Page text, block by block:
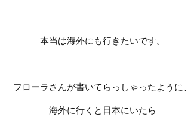
本当は海外にも行きたいです。
フローラさんが書いてらっしゃったように、
海外に行くと日本にいたら